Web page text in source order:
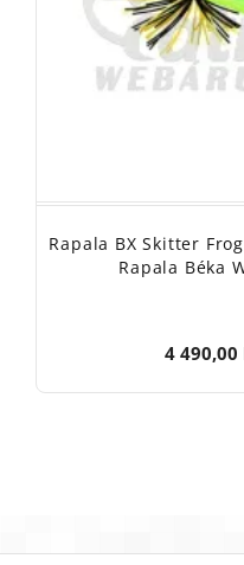
Rapala BX Skitter Frog
Rapala Béka
4 490,00